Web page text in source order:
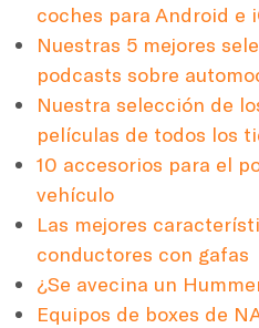
coches para Android e
Nuestras 5 mejores
podcasts sobre
Nuestra selección de
películas de todos los
10 accesorios para el
vehículo
Las mejores
conductores con gafas
¿Se avecina un
Equipos de boxes de